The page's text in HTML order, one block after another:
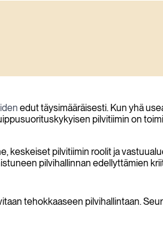
edut täysimääräisesti. Kun yhä
pilvitiimin on
pilvitiimin roolit ja
pilvihallinnan edellyttämien
tehokkaaseen pilvihallintaan.